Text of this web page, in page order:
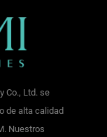
Co., Ltd. se
de alta calidad
Nuestros